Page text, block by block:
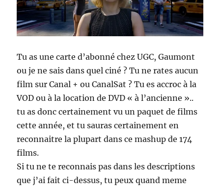
Tu as une carte d’abonné chez UGC, Gaumont
ou je ne sais dans quel ciné ? Tu ne rates aucun
film sur Canal + ou CanalSat ? Tu es accroc à la
VOD ou à la location de DVD « à l’ancienne »..
tu as donc certainement vu un paquet de films
cette année, et tu sauras certainement en
reconnaitre la plupart dans ce mashup de 174
films.
Si tu ne te reconnais pas dans les descriptions
que j’ai fait ci-dessus, tu peux quand meme